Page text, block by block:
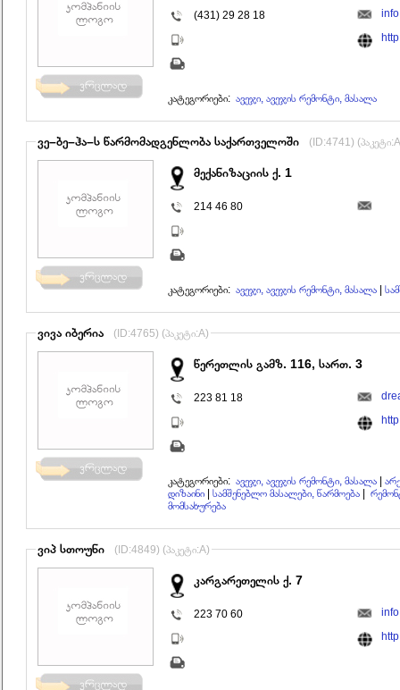
(431) 29 28 18
კატეგორიები: ავეჯი, ავეჯის რემონტი, მასალა
ვე–ბე–ჰა–ს წარმომადგენლობა საქართველოში (ID:4741)
მექანიზაციის ქ. 1
214 46 80
კატეგორიები: ავეჯი, ავეჯის რემონტი, მასალა
ვივა იბერია (ID:4765) (პაკეტი:A)
წერეთლის გამზ. 116, სართ. 3
223 81 18
კატეგორიები: ავეჯი, ავეჯის რემონტი, მასალა
დიზაინი
სამშენებლო მასალები, წარმოება
მომსახურება
ვიპ სთოუნი (ID:4849) (პაკეტი:A)
კარგარეთელის ქ. 7
223 70 60